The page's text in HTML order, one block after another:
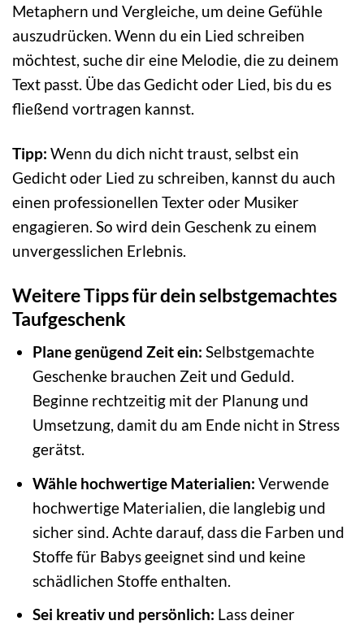
Metaphern und Vergleiche, um deine Gefühle
auszudrücken. Wenn du ein Lied schreiben
möchtest, suche dir eine Melodie, die zu deinem
Text passt. Übe das Gedicht oder Lied, bis du es
fließend vortragen kannst.
Tipp: Wenn du dich nicht traust, selbst ein
Gedicht oder Lied zu schreiben, kannst du auch
einen professionellen Texter oder Musiker
engagieren. So wird dein Geschenk zu einem
unvergesslichen Erlebnis.
Weitere Tipps für dein selbstgemachtes
Taufgeschenk
Plane genügend Zeit ein: Selbstgemachte
Geschenke brauchen Zeit und Geduld.
Beginne rechtzeitig mit der Planung und
Umsetzung, damit du am Ende nicht in Stress
gerätst.
Wähle hochwertige Materialien: Verwende
hochwertige Materialien, die langlebig und
sicher sind. Achte darauf, dass die Farben und
Stoffe für Babys geeignet sind und keine
schädlichen Stoffe enthalten.
Sei kreativ und persönlich: Lass deiner